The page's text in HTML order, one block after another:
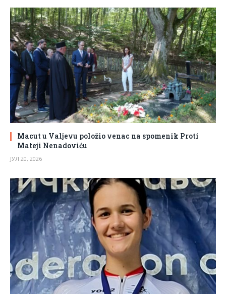
Macut u Valjevu položio venac na spomenik Proti
Mateji Nenadoviću
ЈУЛ 20, 2026